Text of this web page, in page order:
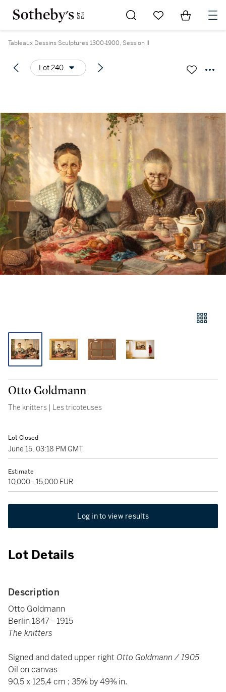
Go to My Favorites
Items in
Tableaux Dessins Sculptures 1300-1900, Session II
Lot 240
Otto Goldmann
The knitters | Les tricoteuses
Lot Closed
June 15, 03:18 PM GMT
Estimate
10,000 - 15,000 EUR
Log in to view results
Lot Details
Description
Otto Goldmann
Berlin 1847 - 1915
The knitters
Signed and dated upper rightOtto Goldmann / 1905
Oil on canvas
90,5 x 125,4 cm ; 35⅝ by 49⅜ in.